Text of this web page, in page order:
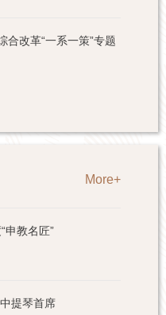
合改革“一系一策”专题
More+
申教名匠”
提琴首席